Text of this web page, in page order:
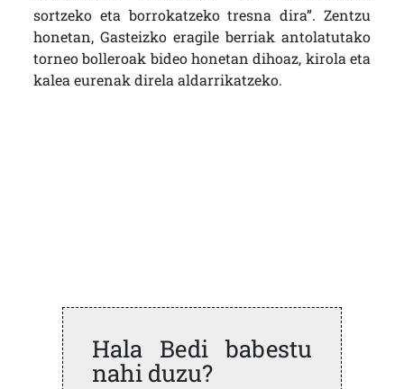
sortzeko eta borrokatzeko tresna dira”. Zentzu
honetan, Gasteizko eragile berriak antolatutako
torneo bolleroak bideo honetan dihoaz, kirola eta
kalea eurenak direla aldarrikatzeko.
Hala Bedi babestu
nahi duzu?